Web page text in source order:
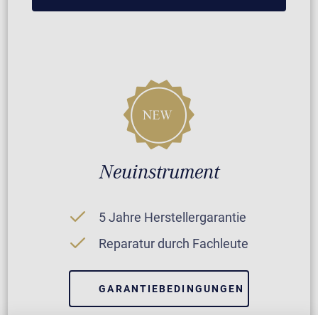
Neuinstrument
5 Jahre Herstellergarantie
Reparatur durch Fachleute
GARANTIEBEDINGUNGEN